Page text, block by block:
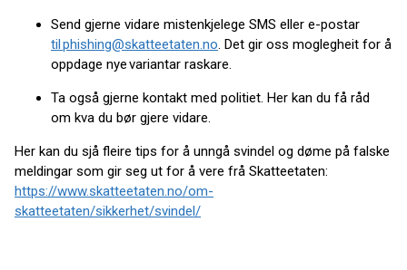
Send gjerne vidare mistenkjelege SMS eller e-postar
til phishing@skatteetaten.no. Det gir oss moglegheit for å
oppdage nye variantar raskare.
Ta også gjerne kontakt med politiet. Her kan du få råd
om kva du bør gjere vidare.
Her kan du sjå fleire tips for å unngå svindel og døme på falske
meldingar som gir seg ut for å vere frå Skatteetaten:
https://www.skatteetaten.no/om-
skatteetaten/sikkerhet/svindel/